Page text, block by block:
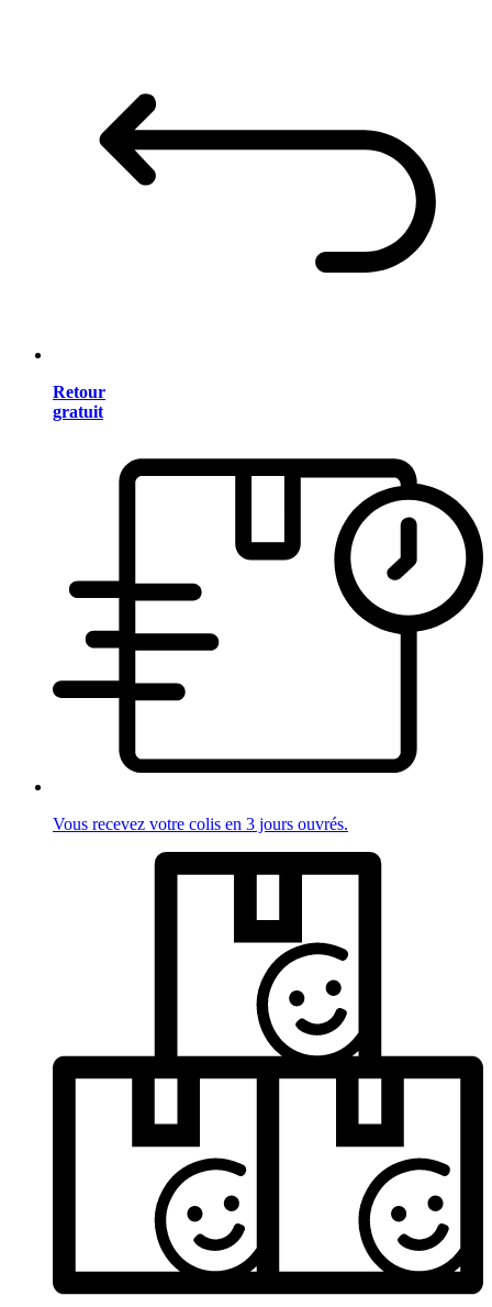
Retour
gratuit
Vous recevez votre colis en 3 jours ouvrés.